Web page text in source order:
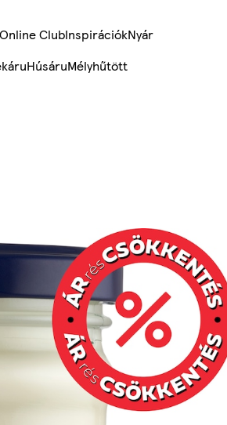
Online ClubInspirációkNyár
HúsáruMélyhűtött